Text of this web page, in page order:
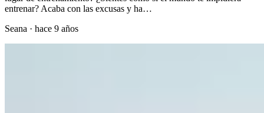
entrenar? Acaba con las excusas y ha…
Seana · hace 9 años